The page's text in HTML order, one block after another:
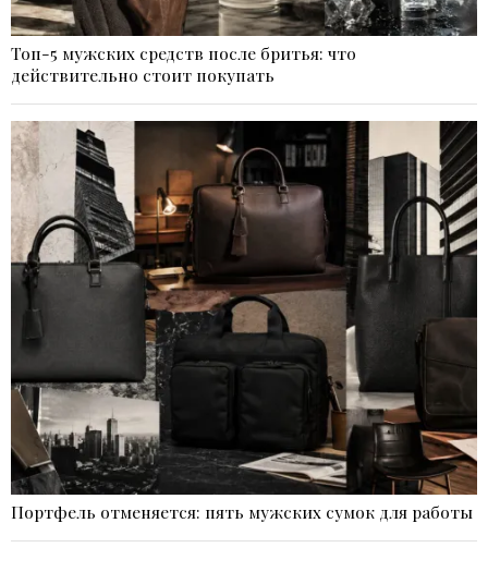
Топ-5 мужских средств после бритья: что
действительно стоит покупать
Портфель отменяется: пять мужских сумок для работы